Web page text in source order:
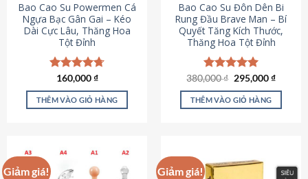
chọn
trên
trang
sản
phẩm
Bao Cao Su Powermen Cá
Ngựa Bạc Gân Gai – Kéo
Dài Cực Lâu, Thăng Hoa
Tột Đỉnh
Được xếp
hạng4.73
5 sao
160,000₫
THÊM VÀO GIỎ HÀNG
Bao Cao Su Đôn Dên Bi
Rung Đầu Brave Man – Bí
Quyết Tăng Kích Thước,
Thăng Hoa Tột Đỉnh
Được xếp
hạng5.00
5 sao
380,000₫ Giá
là:
380,000 ₫.
295,000₫Giá
tại
THÊM VÀO GIỎ HÀNG
Giảm giá! Giảm giá!